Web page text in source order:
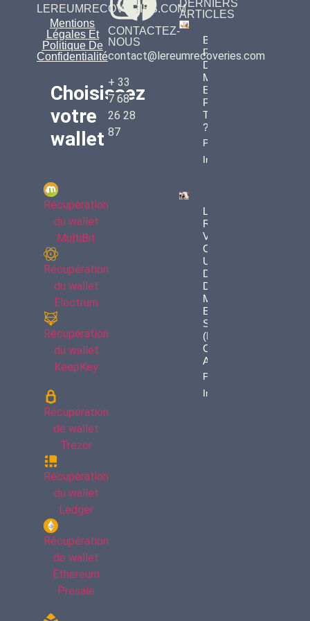
LEREUMRECOVERIES.COM
Mentions
Légales Et
Politique De
Confidentialité
Choisissez
votre
wallet
Récupération
du wallet
MultiBit
Récupération
du wallet
Electrum
Récupération
du wallet
KeepKey
Récupération
de wallet
Trezor
Récupération
du wallet
Ledger
Récupération
de wallet
Ethereum
Presale
CONTACTEZ-
NOUS
contact@lereumrecoveries.com
+ 33
7 68
26 28
87
DERNIERS
ARTICLES
Bitcoins
Perdus :
Des
Millions
Envolés
Pour
Toujours
?
Property
Info
Le « Bit
Rot » :
Vos
Clés
USB Et
Disques
Durs
Meurent
En
Silence
(et Vos
Cryptos
Avec)
Property
Info